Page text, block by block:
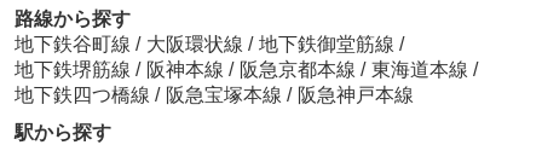
路線から探す
地下鉄谷町線 / 大阪環状線 / 地下鉄御堂筋線 /
地下鉄堺筋線 / 阪神本線 / 阪急京都本線 / 東海道本線 /
地下鉄四つ橋線 / 阪急宝塚本線 / 阪急神戸本線
駅から探す